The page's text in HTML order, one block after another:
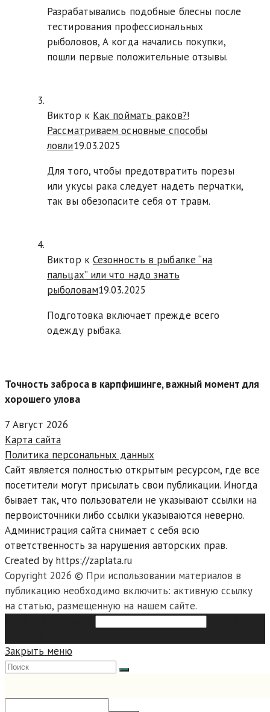
Разрабатывались подобные блесны после
тестирования профессиональных
рыболовов, А когда начались покупки,
пошли первые положительные отзывы.
Виктор к Как поймать раков?!
Рассматриваем основные способы
ловли19.03.2025
Для того, чтобы предотвратить порезы
или укусы рака следует надеть перчатки,
так вы обезопасите себя от травм.
Виктор к Сезонность в рыбалке “на
пальцах” или что надо знать
рыболовам19.03.2025
Подготовка включает прежде всего
одежду рыбака.
Точность заброса в карпфишинге, важный момент для
хорошего улова
7 Август 2026
Карта сайта
Политика персональных данных
Сайт является полностью открытым ресурсом, где все
посетители могут присылать свои публикации. Иногда
бывает так, что пользователи не указывают ссылки на
первоисточники либо ссылки указываются неверно.
Администрация сайта снимает с себя всю
ответственность за нарушения авторских прав.
Created by https://zaplata.ru
Copyright 2026 © При использовании материалов в
публикацию необходимо включить: активную ссылку
на статью, размещенную на нашем сайте.
Закрыть меню